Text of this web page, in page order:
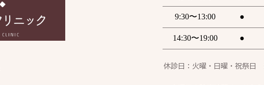
9:30〜13:00 ●
14:30〜19:00 ●
休診日：火曜・日曜・祝祭日